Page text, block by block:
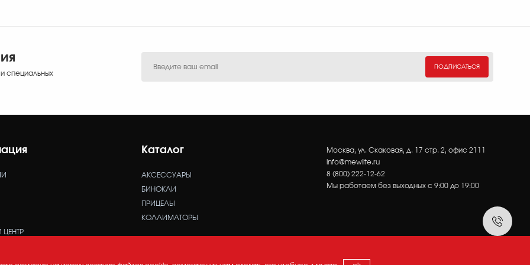
специальных
ПОДПИСАТЬСЯ
Каталог
АКСЕССУАРЫ
БИНОКЛИ
ПРИЦЕЛЫ
КОЛЛИМАТОРЫ
Москва, ул. Скаковая, д. 17 стр. 2, офис 2111
info@mewlite.ru
8 (800) 222-12-62
Мы работаем без выходных с 9:00 до 19:00